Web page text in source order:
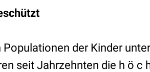
der Kinder
seit Jahrzehnten die h ö c